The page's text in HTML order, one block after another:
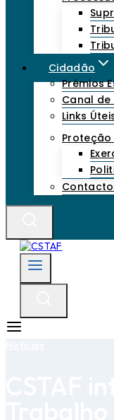
Cidadão
Prémios
Canal de
Links